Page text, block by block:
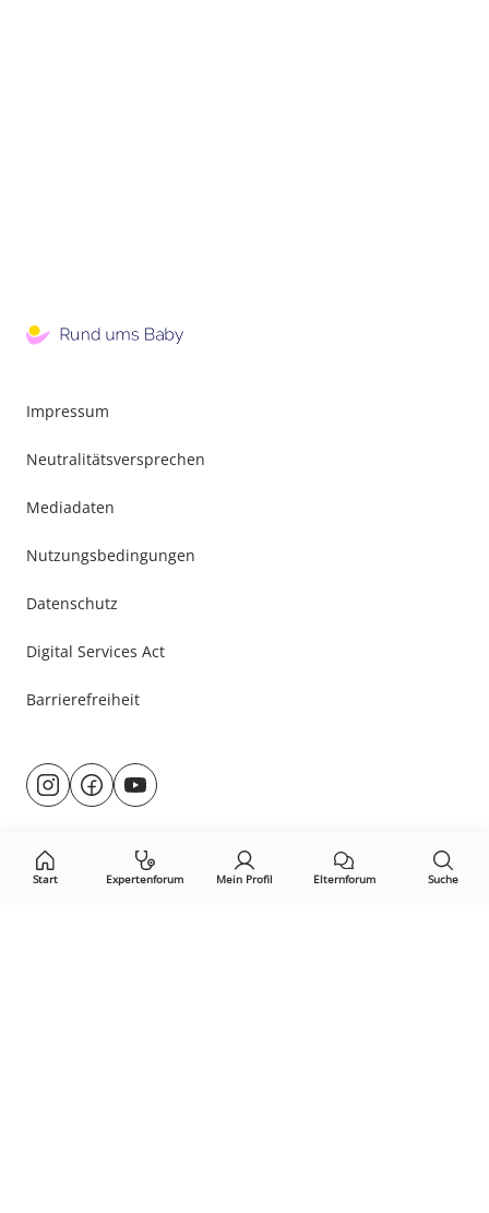
Start Expertenforum Mein Profil Elternforum Suche
Impressum
Neutralitätsversprechen
Mediadaten
Nutzungsbedingungen
Datenschutz
Digital Services Act
Barrierefreiheit
Besuche
uns@rund.ums.baby
facebook.com/rundumsbaby.de
youtube.com/@rundumsbaby_